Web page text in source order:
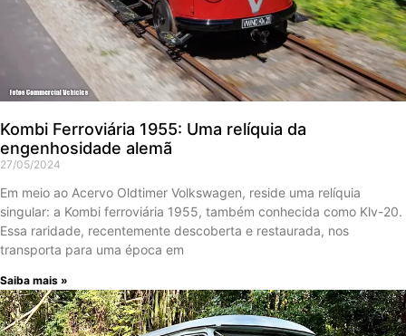
Kombi Ferroviária 1955: Uma relíquia da
engenhosidade alemã
27/05/2024
Em meio ao Acervo Oldtimer Volkswagen, reside uma relíquia
singular: a Kombi ferroviária 1955, também conhecida como Klv-20.
Essa raridade, recentemente descoberta e restaurada, nos
transporta para uma época em
Saiba mais »